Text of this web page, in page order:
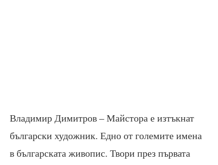
Владимир Димитров – Майстора е изтъкнат
български художник. Едно от големите имена
в българската живопис. Твори през първата